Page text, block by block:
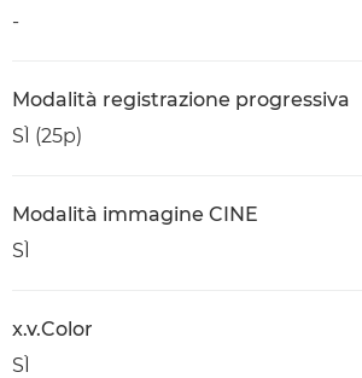
-
Modalità registrazione progressiva
SÌ (25p)
Modalità immagine CINE
SÌ
x.v.Color
SÌ